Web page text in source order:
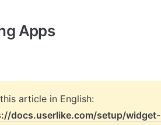
Apps
docs.userlike.com/setup/